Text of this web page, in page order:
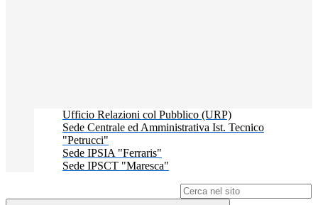
Ufficio Relazioni col Pubblico (URP)
Sede Centrale ed Amministrativa Ist. Tecnico
"Petrucci"
Sede IPSIA "Ferraris"
Sede IPSCT "Maresca"